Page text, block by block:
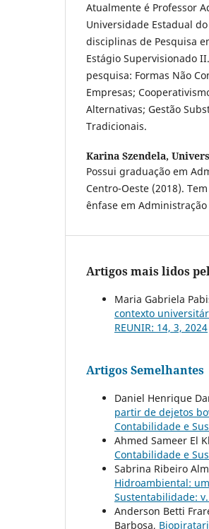
Atualmente é Professor
Universidade Estadual
disciplinas de Pesquisa
Estágio Supervisionado
pesquisa: Formas Não
Empresas;
Alternativas; Gestão
Tradicionais.
Karina Szendela,
Possui graduação em
Centro-Oeste (2018).
ênfase em Administração
Artigos mais lidos
Maria Gabriela
contexto
REUNIR: 14, 3, 2024
Artigos Semelhantes
Daniel Henrique
partir de dejetos
Contabilidade e
Ahmed Sameer El
Contabilidade e
Sabrina Ribeiro
Hidroambiental:
Sustentabilidade: v.
Anderson Betti
Barbosa,